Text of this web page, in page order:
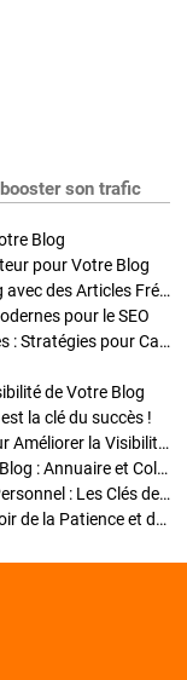
son trafic
Blog
pour Votre Blog
Stratégies de Publication : Boostez Votre Blog avec des Articles Fréquents et Exclusifs
pour le SEO
Enrichir Vos Articles avec des Contenus Riches : Stratégies pour Captiver et Optimiser
de Votre Blog
la clé du succès !
Optimisation SEO des Articles : Stratégies pour Améliorer la Visibilité de Votre Blog
Stratégies pour améliorer la visibilité de votre Blog : Annuaire et Collaborations
Pourquoi Investir dans un Nom de Domaine Personnel : Les Clés de la Réussite de Votre Blog
Comment Faire Émerger Votre Blog : Le Pouvoir de la Patience et de la Persévérance